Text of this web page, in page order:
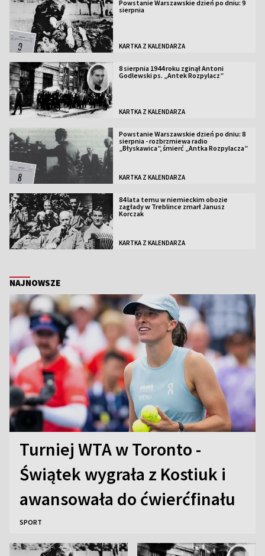
Powstanie Warszawskie dzień po dniu: 9
sierpnia
KARTKA Z KALENDARZA
8 sierpnia 1944 roku zginął Antoni
Godlewski ps. „Antek Rozpylacz”
KARTKA Z KALENDARZA
Powstanie Warszawskie dzień po dniu: 8
sierpnia - rozbrzmiewa radio
„Błyskawica”, śmierć „Antka Rozpylacza”
KARTKA Z KALENDARZA
84 lata temu w niemieckim obozie
zagłady w Treblince zmarł Janusz
Korczak
KARTKA Z KALENDARZA
NAJNOWSZE
Turniej WTA w Toronto -
Świątek wygrała z Kostiuk i
awansowała do ćwierćfinału
SPORT